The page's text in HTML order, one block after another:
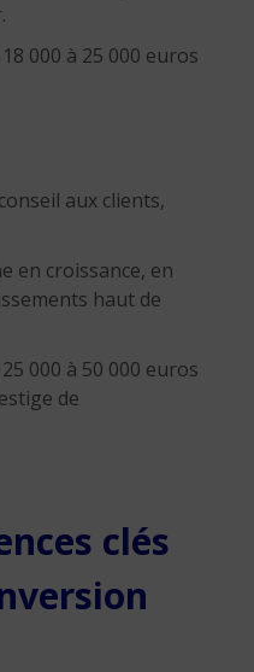
000 à 25 000 euros
aux clients,
en croissance, en
haut de
000 à 50 000 euros
de
clés